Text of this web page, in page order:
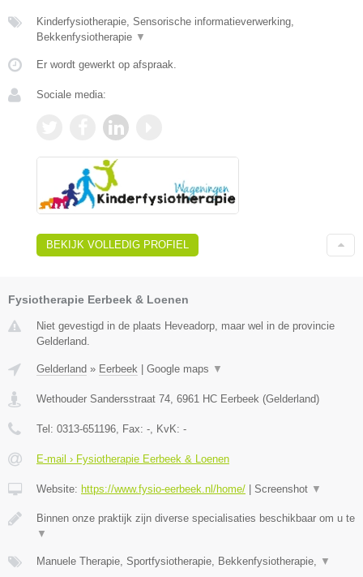
Kinderfysiotherapie, Sensorische informatieverwerking,
Bekkenfysiotherapie ▼
Er wordt gewerkt op afspraak.
Sociale media:
BEKIJK VOLLEDIG PROFIEL
Fysiotherapie Eerbeek & Loenen
Niet gevestigd in de plaats Heveadorp, maar wel in de provincie
Gelderland.
Gelderland » Eerbeek Google maps ▼
Wethouder Sandersstraat 74, 6961 HC Eerbeek (Gelderland)
Tel: 0313-651196, Fax: -, KvK: -
E-mail › Fysiotherapie Eerbeek & Loenen
Website: https://www.fysio-eerbeek.nl/home/ Screenshot ▼
Binnen onze praktijk zijn diverse specialisaties beschikbaar om u te
▼
Manuele Therapie, Sportfysiotherapie, Bekkenfysiotherapie, ▼